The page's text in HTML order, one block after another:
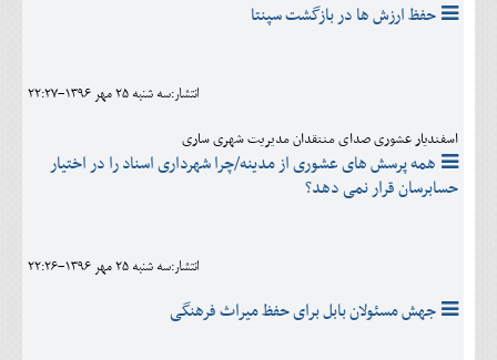
حفظ ارزش ها در بازگشت سپنتا
انتشار:سه شنبه 25 مهر 1396-22:27
اسفندیار عشوری صدای منتقدان مدیریت شهری ساری
همه پرسش های عشوری از مدینه/چرا شهرداری اسناد را در اختیار
حسابرسان قرار نمی دهد؟
انتشار:سه شنبه 25 مهر 1396-22:26
جهش مسئولان بابل برای حفظ میراث فرهنگی